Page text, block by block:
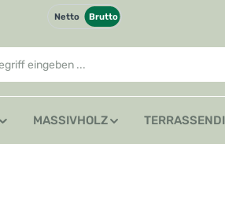
Netto Brutto
MASSIVHOLZ